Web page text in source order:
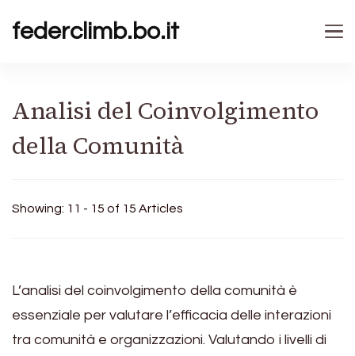
federclimb.bo.it
Analisi del Coinvolgimento
della Comunità
Showing: 11 - 15 of 15 Articles
L’analisi del coinvolgimento della comunità è
essenziale per valutare l’efficacia delle interazioni
tra comunità e organizzazioni. Valutando i livelli di